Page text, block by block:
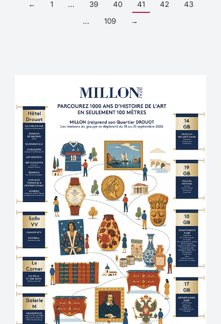
← 1 … 39 40 41 42
43
…
109 →